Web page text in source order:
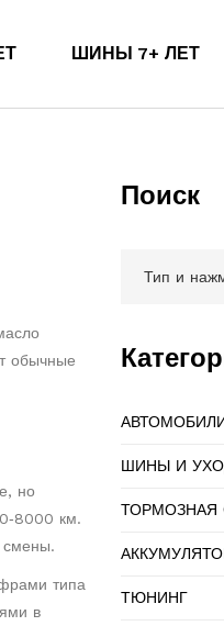
ШИНЫ 7+ ЛЕТ
обычные
но
км.
смены.
типа
в
Поиск
ШИНЫ И
ТОРМОЗНАЯ
ТЮНИНГ